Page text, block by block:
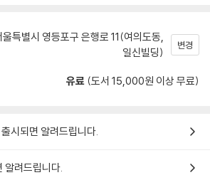
울특별시 영등포구 은행로 11(여의도동,
일신빌딩)
변경
유료 (도서 15,000원 이상 무료)
시되면 알려드립니다.
려드립니다.